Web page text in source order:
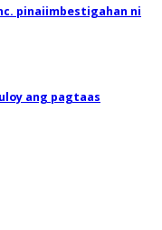
pinaiimbestigahan ni
ang pagtaas